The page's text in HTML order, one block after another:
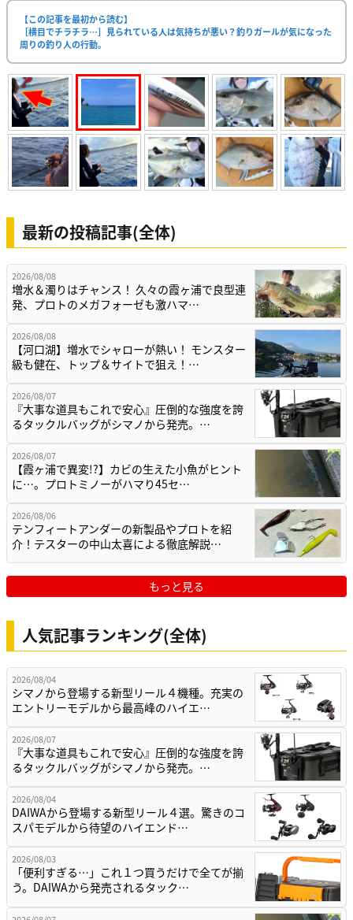
【この記事を最初から読む】
［横目でチラチラ…］見られている人は気持ちが悪い？釣りガールが気になった
周りの釣り人の行動。
最新の投稿記事(全体)
2026/08/08
増水＆濁りはチャンス！ 久々の霞ヶ浦で良型連
発、プロトのメガフォーゼも激ハマ…
2026/08/08
【河口湖】増水でシャローが熱い！ モンスター
級も健在、トップ＆サイトで狙え！…
2026/08/07
『大事な道具もこれで安心』圧倒的な強度を誇
るタックルバッグがシマノから発売。…
2026/08/07
【霞ヶ浦で異変!?】カビの生えた小魚がヒント
に…。プロトミノーがハマり45セ…
2026/08/06
テンフィートアンダーの新製品やプロトを紹
介！テスターの中山太喜による徹底解説…
もっと見る
人気記事ランキング(全体)
2026/08/04
シマノから登場する新型リール４機種。充実の
エントリーモデルから最高峰のハイエ…
2026/08/07
『大事な道具もこれで安心』圧倒的な強度を誇
るタックルバッグがシマノから発売。…
2026/08/04
DAIWAから登場する新型リール４選。驚きのコ
スパモデルから待望のハイエンド…
2026/08/03
「便利すぎる…」これ１つ買うだけで全てが揃
う。DAIWAから発売されるタック…